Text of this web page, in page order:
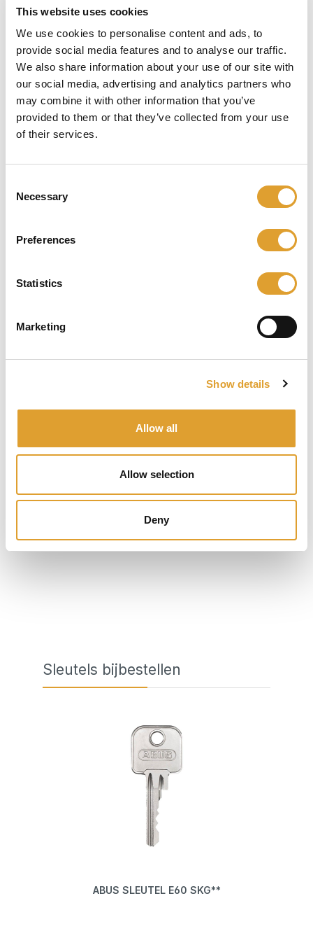
This website uses cookies
We use cookies to personalise content and ads, to
provide social media features and to analyse our traffic.
We also share information about your use of our site with
our social media, advertising and analytics partners who
may combine it with other information that you’ve
provided to them or that they’ve collected from your use
of their services.
Selection
Necessary
Preferences
Statistics
Marketing
Show details
Allow all
Allow selection
Deny
incl. btw
Select
Afmetingen (in mm)
E60 halve veiligheidscilinder.1
beschikt over een gevaren/paniekfunctie
d.w.z. dat de cilinder aan de buitenzijde ook…
Beoordelingen
Skip product gallery
Sleutels bijbestellen
ABUS SLEUTEL E60 SKG**